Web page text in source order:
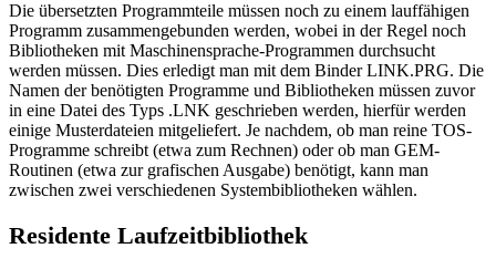
Die übersetzten Programmteile müssen noch zu einem lauffähigen
Programm zusammengebunden werden, wobei in der Regel noch
Bibliotheken mit Maschinensprache-Programmen durchsucht
werden müssen. Dies erledigt man mit dem Binder LINK.PRG. Die
Namen der benötigten Programme und Bibliotheken müssen zuvor
in eine Datei des Typs .LNK geschrieben werden, hierfür werden
einige Musterdateien mitgeliefert. Je nachdem, ob man reine TOS-
Programme schreibt (etwa zum Rechnen) oder ob man GEM-
Routinen (etwa zur grafischen Ausgabe) benötigt, kann man
zwischen zwei verschiedenen Systembibliotheken wählen.
Residente Laufzeitbibliothek